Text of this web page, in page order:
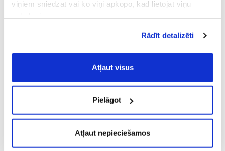
viņiem sniedzat vai ko viņi apkopo, kad lietojat viņu
Vispārīgiem vietnes lietošanas
noteikumiem(saīsināti - VVLN).
Rādīt detalizēti
Atļaut visus
Pielāgot
Atļaut nepieciešamos